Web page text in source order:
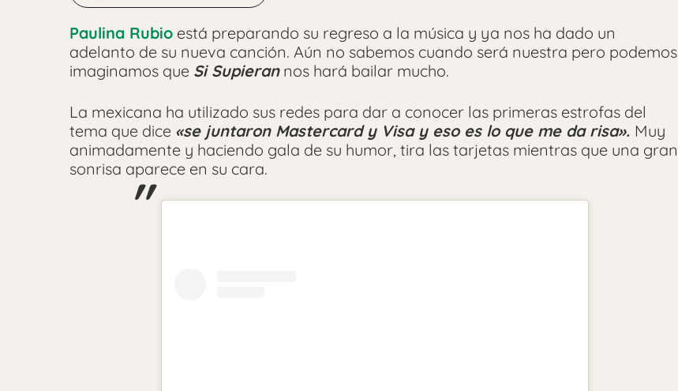
Paulina Rubio está preparando su regreso a la música y ya nos ha dado un
adelanto de su nueva canción. Aún no sabemos cuando será nuestra pero podemos
imaginamos que Si Supieran nos hará bailar mucho.
La mexicana ha utilizado sus redes para dar a conocer las primeras estrofas del
tema que dice «se juntaron Mastercard y Visa y eso es lo que me da risa». Muy
animadamente y haciendo gala de su humor, tira las tarjetas mientras que una gran
sonrisa aparece en su cara.